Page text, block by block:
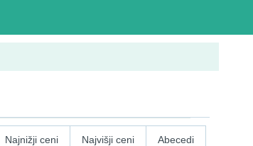
Najnižji ceni Najvišji ceni Abecedi